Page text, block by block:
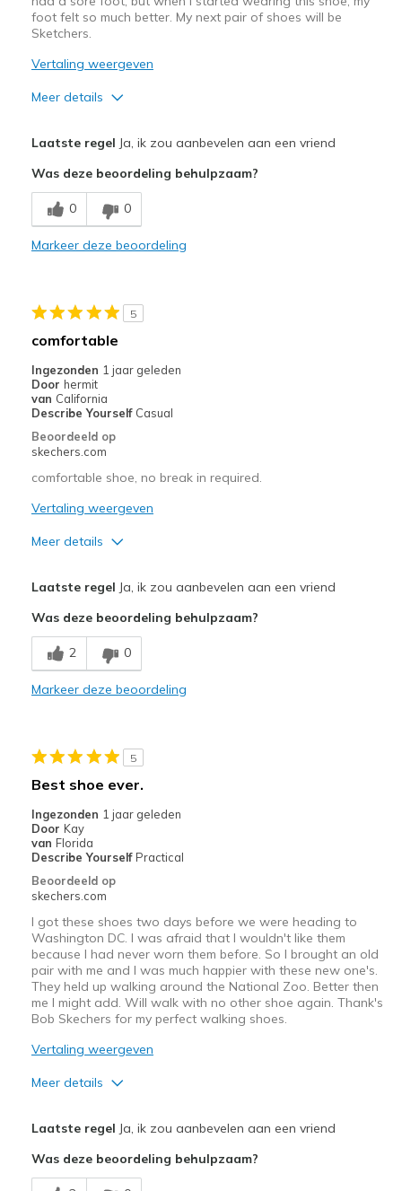
van
de
page_id
bezoeken.
foot felt so much better. My next pair of shoes will be
Sketchers.
Vertaling weergeven
Meer details
Comfortable
Stylish
Walking
Width
Feels true to width
Sizing
View On Shoes
I'm Into Shoes
Laatste regel Ja, ik zou aanbevelen aan een vriend
Was deze beoordeling behulpzaam?
0 0
Markeer deze beoordeling
5
comfortable
Ingezonden 1 jaar geleden
Door hermit
van California
Describe Yourself Casual
Beoordeeld op
skechers.com
comfortable shoe, no break in required.
Vertaling weergeven
Meer details
Breathe Well
Comfortable
Width
Sizing
Feels true to size
View On Shoes
Laatste regel Ja, ik zou aanbevelen aan een vriend
Was deze beoordeling behulpzaam?
2 0
Markeer deze beoordeling
5
Best shoe ever.
Ingezonden 1 jaar geleden
Door Kay
van Florida
Describe Yourself Practical
Beoordeeld op
skechers.com
I got these shoes two days before we were heading to
Washington DC. I was afraid that I wouldn't like them
because I had never worn them before. So I brought an old
pair with me and I was much happier with these new one's.
They held up walking around the National Zoo. Better then
me I might add. Will walk with no other shoe again. Thank's
Bob Skechers for my perfect walking shoes.
Vertaling weergeven
Meer details
Breathe Well
Laatste regel Ja, ik zou aanbevelen aan een vriend
Was deze beoordeling behulpzaam?